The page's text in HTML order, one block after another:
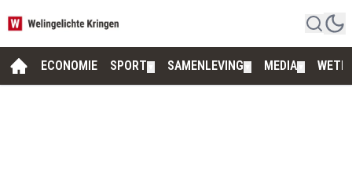
ECONOMIE SPORT SAMENLEVING MEDIA